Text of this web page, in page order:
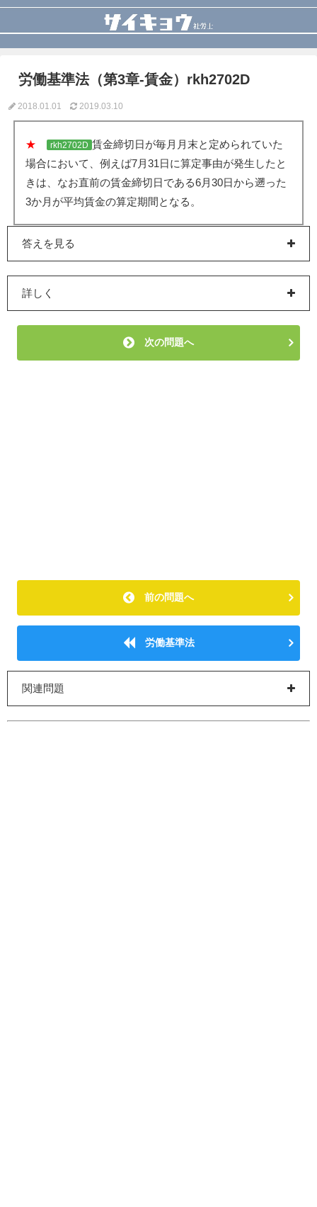
労働基準法（第3章-賃金）rkh2702D
2018.01.01 2019.03.10
★ rkh2702D 賃金締切日が毎月月末と定められていた
場合において、例えば7月31日に算定事由が発生したと
きは、なお直前の賃金締切日である6月30日から遡った
3か月が平均賃金の算定期間となる。
答えを見る
詳しく
次の問題へ
前の問題へ
労働基準法
関連問題